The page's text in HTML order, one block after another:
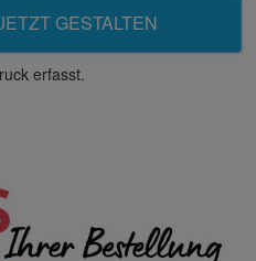
GESTALTEN
erfasst.